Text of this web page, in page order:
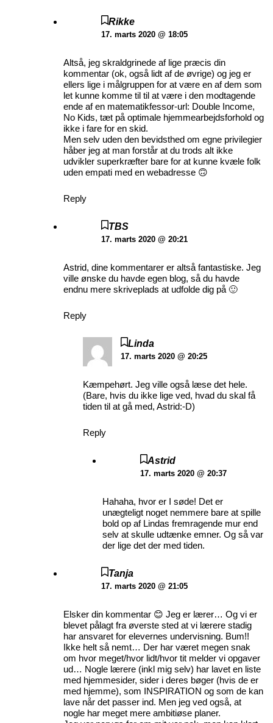
Rikke
17. marts 2020 @ 18:05
Altså, jeg skraldgrinede af lige præcis din
kommentar (ok, også lidt af de øvrige) og jeg er
ellers lige i målgruppen for at være en af dem som
let kunne komme til til at være i den modtagende
ende af en matematikfessor-url: Double Income,
No Kids, tæt på optimale hjemmearbejdsforhold og
ikke i fare for en skid.
Men selv uden den bevidsthed om egne privilegier
håber jeg at man forstår at du trods alt ikke
udvikler superkræfter bare for at kunne kvæle folk
uden empati med en webadresse 🙃
Reply
TBS
17. marts 2020 @ 20:21
Astrid, dine kommentarer er altså fantastiske. Jeg
ville ønske du havde egen blog, så du havde
endnu mere skriveplads at udfolde dig på 🙂
Reply
Linda
17. marts 2020 @ 20:25
Kæmpehørt. Jeg ville også læse det hele.
(Bare, hvis du ikke lige ved, hvad du skal få
tiden til at gå med, Astrid:-D)
Reply
Astrid
17. marts 2020 @ 20:37
Hahaha, hvor er I søde! Det er
unægteligt noget nemmere bare at spille
bold op af Lindas fremragende mur end
selv at skulle udtænke emner. Og så var
der lige det der med tiden.
Tanja
17. marts 2020 @ 21:05
Elsker din kommentar 😊 Jeg er lærer… Og vi er
blevet pålagt fra øverste sted at vi lærere stadig
har ansvaret for elevernes undervisning. Bum!!
Ikke helt så nemt… Der har været megen snak
om hvor meget/hvor lidt/hvor tit melder vi opgaver
ud… Nogle lærere (inkl mig selv) har lavet en liste
med hjemmesider, sider i deres bøger (hvis de er
med hjemme), som INSPIRATION og som de kan
lave når det passer ind. Men jeg ved også, at
nogle har meget mere ambitiøse planer.